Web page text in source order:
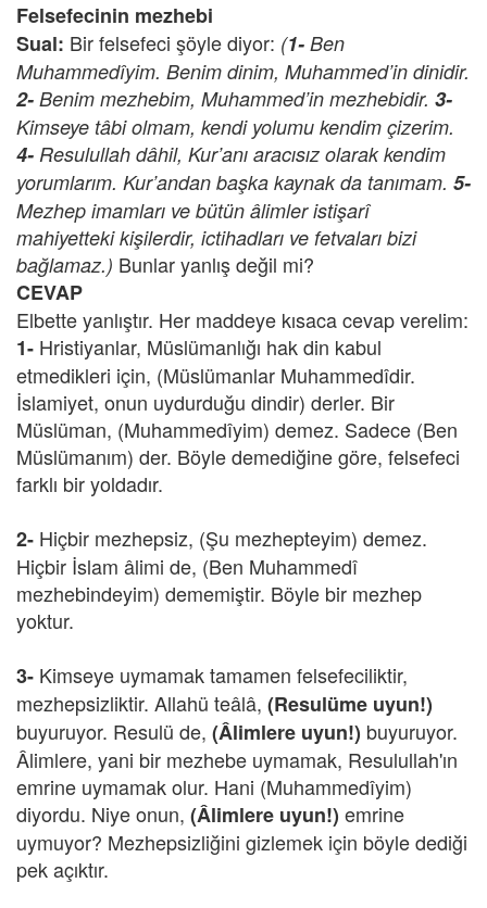
Felsefecinin mezhebi
Sual: Bir felsefeci şöyle diyor: (1- Ben
Muhammedîyim. Benim dinim, Muhammed’in dinidir.
2- Benim mezhebim, Muhammed’in mezhebidir. 3-
Kimseye tâbi olmam, kendi yolumu kendim çizerim.
4- Resulullah dâhil, Kur’anı aracısız olarak kendim
yorumlarım. Kur’andan başka kaynak da tanımam. 5-
Mezhep imamları ve bütün âlimler istişarî
mahiyetteki kişilerdir, ictihadları ve fetvaları bizi
bağlamaz.) Bunlar yanlış değil mi?
CEVAP
Elbette yanlıştır. Her maddeye kısaca cevap verelim:
1- Hristiyanlar, Müslümanlığı hak din kabul
etmedikleri için, (Müslümanlar Muhammedîdir.
İslamiyet, onun uydurduğu dindir) derler. Bir
Müslüman, (Muhammedîyim) demez. Sadece (Ben
Müslümanım) der. Böyle demediğine göre, felsefeci
farklı bir yoldadır.
2- Hiçbir mezhepsiz, (Şu mezhepteyim) demez.
Hiçbir İslam âlimi de, (Ben Muhammedî
mezhebindeyim) dememiştir. Böyle bir mezhep
yoktur.
3- Kimseye uymamak tamamen felsefeciliktir,
mezhepsizliktir. Allahü teâlâ, (Resulüme uyun!)
buyuruyor. Resulü de, (Âlimlere uyun!) buyuruyor.
Âlimlere, yani bir mezhebe uymamak, Resulullah'ın
emrine uymamak olur. Hani (Muhammedîyim)
diyordu. Niye onun, (Âlimlere uyun!) emrine
uymuyor? Mezhepsizliğini gizlemek için böyle dediği
pek açıktır.